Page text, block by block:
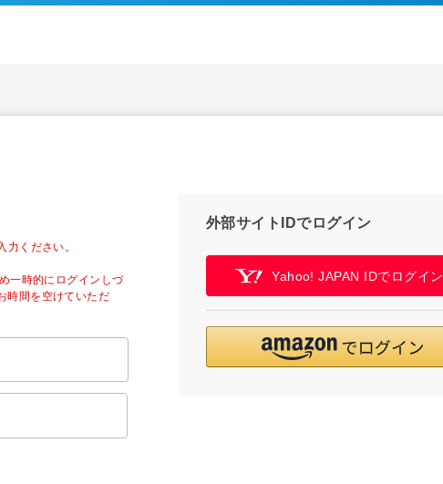
ください。
一時的にログインしづ
時間を空けていただ
外部サイトIDでログイン
Yahoo! JAPAN IDでログイン